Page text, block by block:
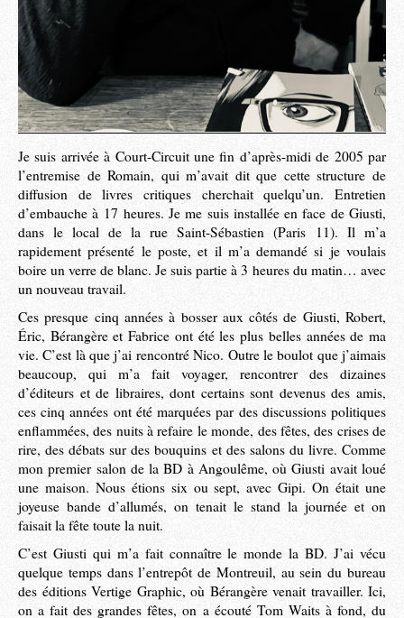
Je suis arrivée à Court-Circuit une fin d’après-midi de 2005 par
l’entremise de Romain, qui m’avait dit que cette structure de
diffusion de livres critiques cherchait quelqu’un. Entretien
d’embauche à 17 heures. Je me suis installée en face de Giusti,
dans le local de la rue Saint-Sébastien (Paris 11). Il m’a
rapidement présenté le poste, et il m’a demandé si je voulais
boire un verre de blanc. Je suis partie à 3 heures du matin… avec
un nouveau travail.
Ces presque cinq années à bosser aux côtés de Giusti, Robert,
Éric, Bérangère et Fabrice ont été les plus belles années de ma
vie. C’est là que j’ai rencontré Nico. Outre le boulot que j’aimais
beaucoup, qui m’a fait voyager, rencontrer des dizaines
d’éditeurs et de libraires, dont certains sont devenus des amis,
ces cinq années ont été marquées par des discussions politiques
enflammées, des nuits à refaire le monde, des fêtes, des crises de
rire, des débats sur des bouquins et des salons du livre. Comme
mon premier salon de la BD à Angoulême, où Giusti avait loué
une maison. Nous étions six ou sept, avec Gipi. On était une
joyeuse bande d’allumés, on tenait le stand la journée et on
faisait la fête toute la nuit.
C’est Giusti qui m’a fait connaître le monde la BD. J’ai vécu
quelque temps dans l’entrepôt de Montreuil, au sein du bureau
des éditions Vertige Graphic, où Bérangère venait travailler. Ici,
on a fait des grandes fêtes, on a écouté Tom Waits à fond, du